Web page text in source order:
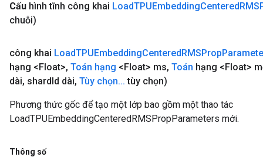
Cấu hình tĩnh công khai LoadTPUEmbeddingCentered
chuỗi)
công khai LoadTPUEmbeddingCenteredRMSProp
hạng <Float>, Toán hạng <Float> ms, Toán hạng <Float>
dài, shardId dài, Tùy chọn... tùy chọn)
Phương thức gốc để tạo một lớp bao gồm một thao tác
LoadTPUEmbeddingCenteredRMSPropParameters mới.
Thông số